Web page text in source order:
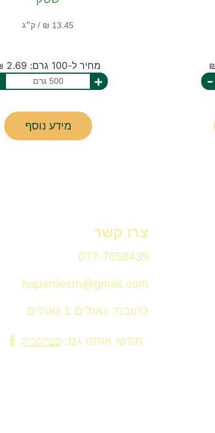
-
מחיר ל-100 גרם: 2.69 ₪
+
מידע נוסף
צרו קשר
077-7658439
hapardesm@gmail.com
כתובת: גאולים 1 גאולים
חפשו אותנו גם: בפייסבוק